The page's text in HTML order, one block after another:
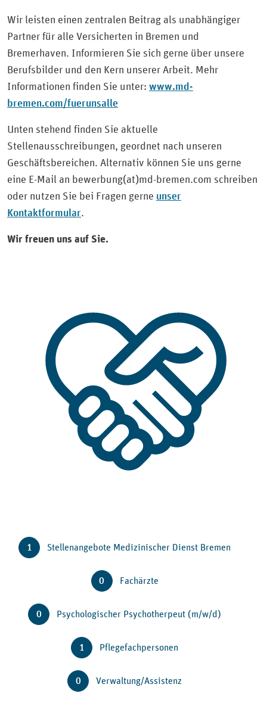
Wir leisten einen zentralen Beitrag als unabhängiger
Partner für alle Versicherten in Bremen und
Bremerhaven. Informieren Sie sich gerne über unsere
Berufsbilder und den Kern unserer Arbeit. Mehr
Informationen finden Sie unter: www.md-
bremen.com/fuerunsalle
Unten stehend finden Sie aktuelle
Stellenausschreibungen, geordnet nach unseren
Geschäftsbereichen. Alternativ können Sie uns gerne
eine E-Mail an bewerbung(at)md-bremen.com schreiben
oder nutzen Sie bei Fragen gerne unser
Kontaktformular.
Wir freuen uns auf Sie.
1 Stellenangebote Medizinischer Dienst Bremen
0 Fachärzte
0 Psychologischer Psychotherpeut (m/w/d)
1 Pflegefachpersonen
0 Verwaltung/Assistenz